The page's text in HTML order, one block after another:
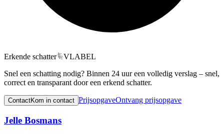
Erkende schatter
VLABEL
Snel een schatting nodig? Binnen 24 uur een volledig verslag – snel,
correct en transparant door een erkend schatter.
ContactKom in contact PrijsopgaveOntvang prijsopgave
Jelle Bosmans